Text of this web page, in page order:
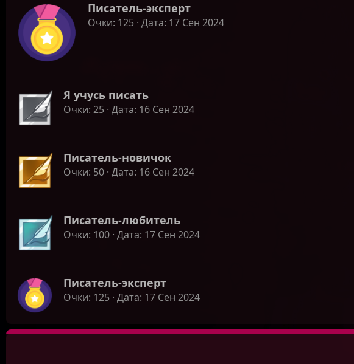
Писатель-эксперт
Очки 125 Дата 17 Сен 2024
Я учусь писать
Очки 25 Дата 16 Сен 2024
Писатель-новичок
Очки 50 Дата 16 Сен 2024
Писатель-любитель
Очки 100 Дата 17 Сен 2024
Писатель-эксперт
Очки 125 Дата 17 Сен 2024